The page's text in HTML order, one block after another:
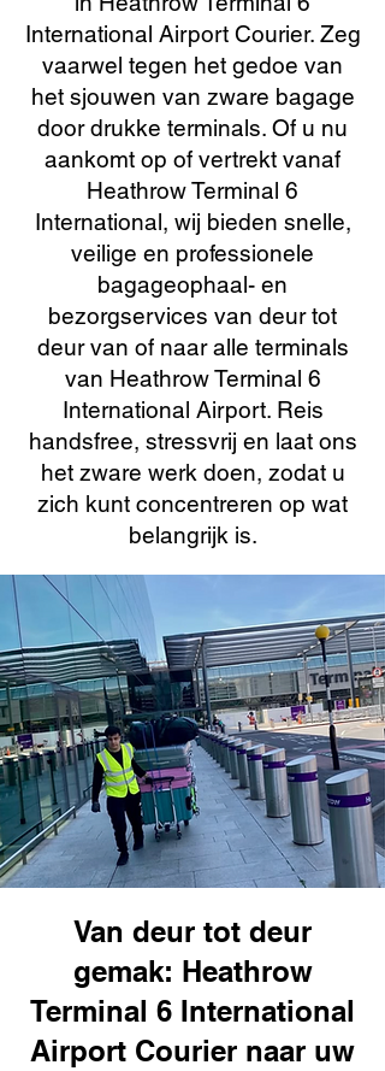
International Airport Courier. Zeg
vaarwel tegen het gedoe van
het sjouwen van zware bagage
door drukke terminals. Of u nu
aankomt op of vertrekt vanaf
Heathrow Terminal 6
International, wij bieden snelle,
veilige en professionele
bagageophaal- en
bezorgservices van deur tot
deur van of naar alle terminals
van Heathrow Terminal 6
International Airport. Reis
handsfree, stressvrij en laat ons
het zware werk doen, zodat u
zich kunt concentreren op wat
belangrijk is.
Van deur tot deur
gemak: Heathrow
Terminal 6 International
Airport Courier naar uw